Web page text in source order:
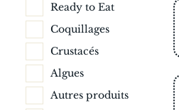
Ready to Eat
Coquillages
Crustacés
Algues
Autres produits